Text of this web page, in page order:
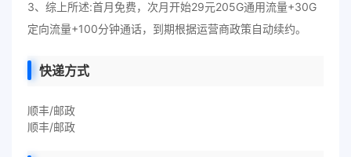
3、综上所述:首月免费，次月开始29元205G通用流量+30G
定向流量+100分钟通话，到期根据运营商政策自动续约。
快递方式
顺丰/邮政
顺丰/邮政